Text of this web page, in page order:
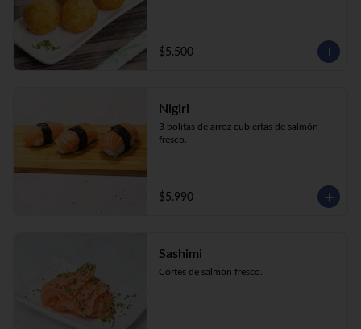
$5.500
Nigiri
3 bolitas de arroz cubiertas de salmón
fresco.
$5.990
Sashimi
Cortes de salmón fresco.